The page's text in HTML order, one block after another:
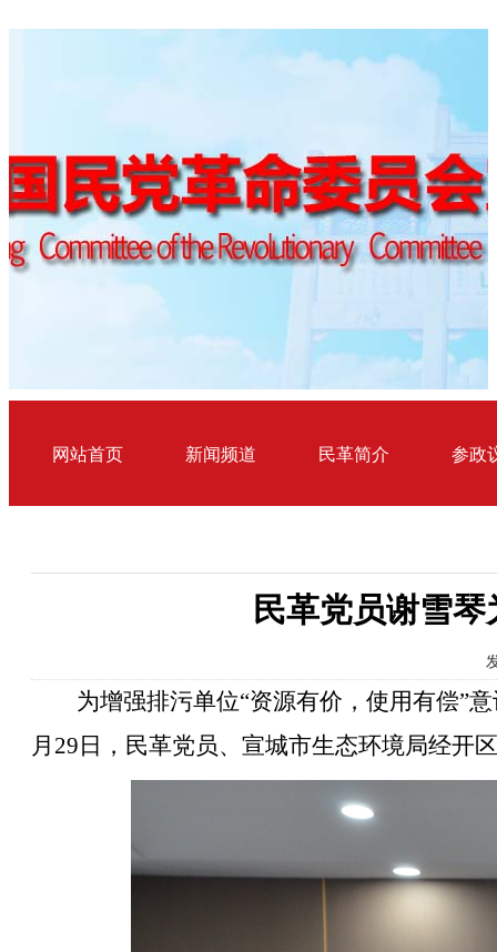
网站首页 新闻频道 民革简介 参政
民革党员谢雪
为增强排污单位“资源有价，使用有偿”
月29日 ， 民革党员、宣城市生态环境局经开